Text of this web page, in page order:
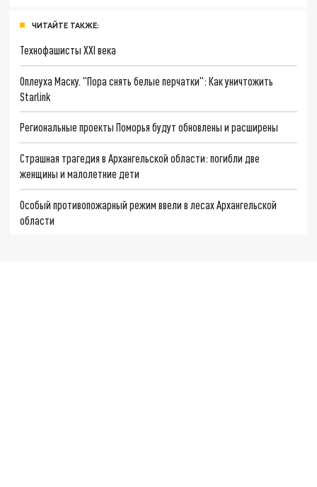
ЧИТАЙТЕ ТАКЖЕ:
Технофашисты XXI века
Оплеуха Маску. "Пора снять белые перчатки": Как уничтожить
Starlink
Региональные проекты Поморья будут обновлены и расширены
Страшная трагедия в Архангельской области: погибли две
женщины и малолетние дети
Особый противопожарный режим ввели в лесах Архангельской
области